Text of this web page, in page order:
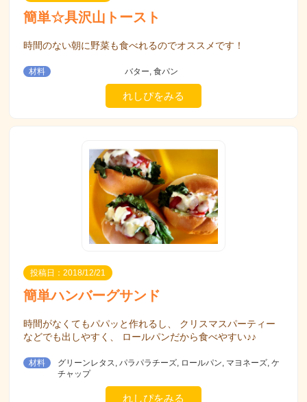
簡単☆具沢山トースト
時間のない朝に野菜も食べれるのでオススメです！
材料 バター, 食パン
れしぴをみる
投稿日：2018/12/21
簡単ハンバーグサンド
時間がなくてもパパッと作れるし、 クリスマスパーティー
などでも出しやすく、 ロールパンだから食べやすい♪♪
材料
グリーンレタス, パラパラチーズ, ロールパン, マヨネーズ, ケ
チャップ
れしぴをみる